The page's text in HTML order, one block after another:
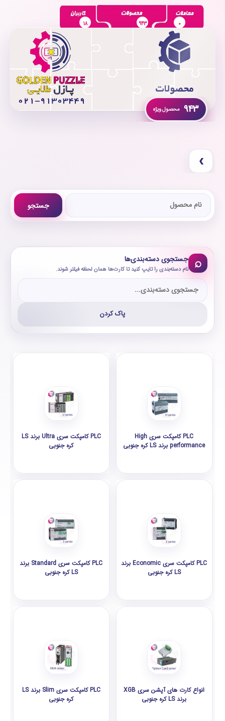
0
943
18
943
›
جستجو
⌕ جستجوی دسته‌بندی‌ها
نام دسته‌بندی را تایپ کنید تا کارت‌ها همان لحظه فیلتر شوند.
پاک کردن
PLC کامپکت سری High
performance برند LS کره جنوبی
PLC کامپکت سری Ultra برند LS
کره جنوبی
PLC کامپکت سری Economic برند
LS کره جنوبی
PLC کامپکت سری Standard برند
LS کره جنوبی
انواع کارت های آپشن سری XGB
برند LS کره جنوبی
PLC کامپکت سری Slim برند LS
کره جنوبی